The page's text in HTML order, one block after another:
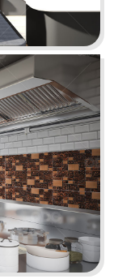
hợp nét
vẻ đẹp